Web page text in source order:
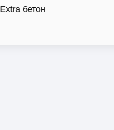
Extra бетон